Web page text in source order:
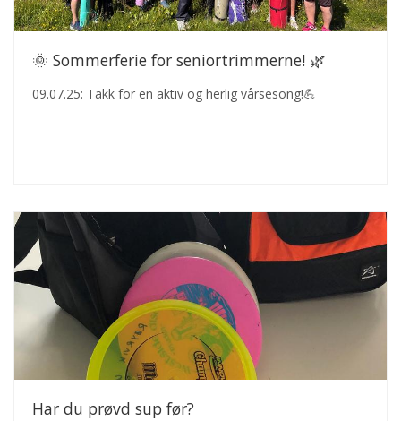
🌞 Sommerferie for seniortrimmerne! 🌿
09.07.25: Takk for en aktiv og herlig vårsesong!💪
Har du prøvd sup før?